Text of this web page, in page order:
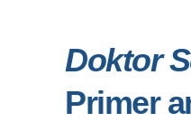
Doktor
Primer